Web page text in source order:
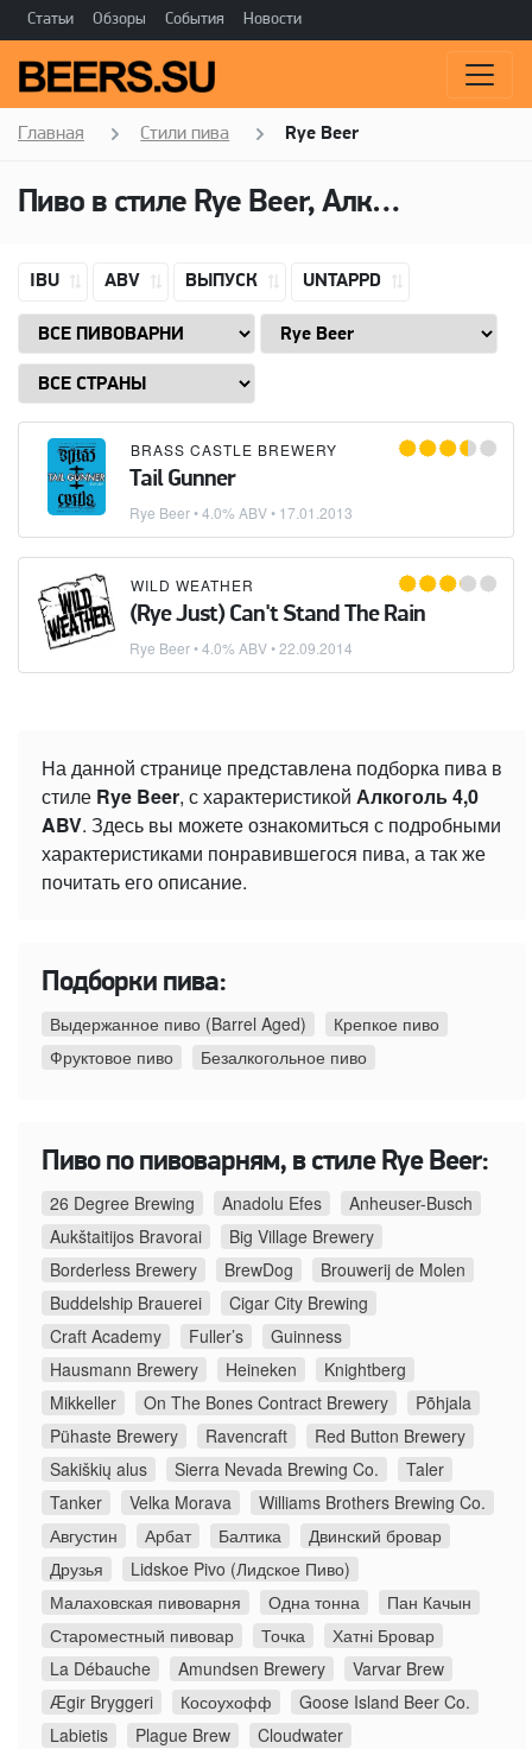
Статьи Обзоры События Новости
Главная Стили пива Rye Beer
Пиво в стиле Rye Beer, Алкоголь: 4,0 ABV
IBU ABV ВЫПУСК UNTAPPD
BRASS CASTLE BREWERY
Tail Gunner
Rye Beer• 4.0% ABV • 17.01.2013
WILD WEATHER
(Rye Just) Can't Stand The Rain
Rye Beer• 4.0% ABV •22.09.2014
На данной странице представлена подборка пива в
стиле Rye Beer, с характеристикой Алкоголь 4,0
ABV. Здесь вы можете ознакомиться с подробными
характеристиками понравившегося пива, а так же
почитать его описание.
Подборки пива:
Выдержанное пиво (Barrel Aged)
Крепкое пиво
Фруктовое пиво
Безалкогольное пиво
Пиво по пивоварням, в стиле Rye Beer:
26 Degree Brewing Anadolu Efes
Anheuser-Busch
Aukštaitijos Bravorai
Big Village Brewery
Borderless Brewery
BrewDog
Brouwerij de Molen
Buddelship Brauerei
Cigar City Brewing
Craft Academy
Fuller’s
Guinness
Hausmann Brewery
Heineken
Knightberg
Mikkeller
On The Bones Contract Brewery
Põhjala
Pühaste Brewery
Ravencraft
Red Button Brewery
Sakiškių alus
Sierra Nevada Brewing Co.
Taler
Tanker
Velka Morava
Williams Brothers Brewing Co.
Августин
Арбат Балтика
Двинский бровар
Друзья
Lidskoe Pivo (Лидское Пиво)
Малаховская пивоварня
Одна тонна
Пан Качын
Староместный пивовар
Точка
Хатні Бровар
La Débauche
Amundsen Brewery
Varvar Brew
Ægir Bryggeri
Косоухофф
Goose Island Beer Co.
Labietis
Plague Brew
Cloudwater